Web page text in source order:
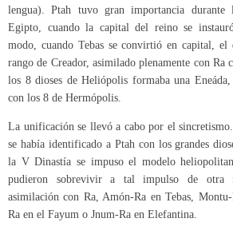
lengua). Ptah tuvo gran importancia durante
Egipto, cuando la capital del reino se
modo, cuando Tebas se convirtió en capital,
rango de Creador, asimilado plenamente con Ra
los 8 dioses de Heliópolis formaba una
con los 8 de Hermópolis.
La unificación se llevó a cabo por el
se había identificado a Ptah con los grandes
la V Dinastía se impuso el modelo
pudieron sobrevivir a tal impulso de otra
asimilación con Ra, Amón-Ra en Tebas,
Ra en el Fayum o Jnum-Ra en Elefantina.